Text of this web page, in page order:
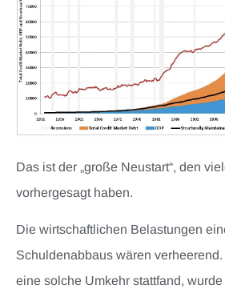
Das ist der „große Neustart“, den
vorhergesagt haben.
Die wirtschaftlichen Belastungen
Schuldenabbaus wären
eine solche Umkehr stattfand, wurde